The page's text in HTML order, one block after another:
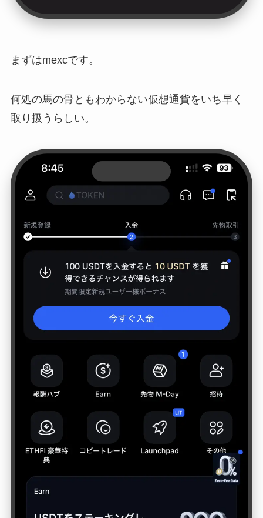
まずはmexcです。
何処の馬の骨ともわからない仮想通貨をいち早く
取り扱うらしい。